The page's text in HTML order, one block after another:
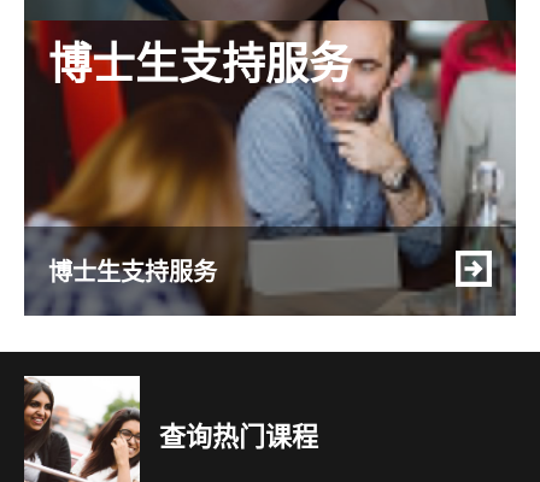
博士生支持服务
博士生支持服务
查询热门课程